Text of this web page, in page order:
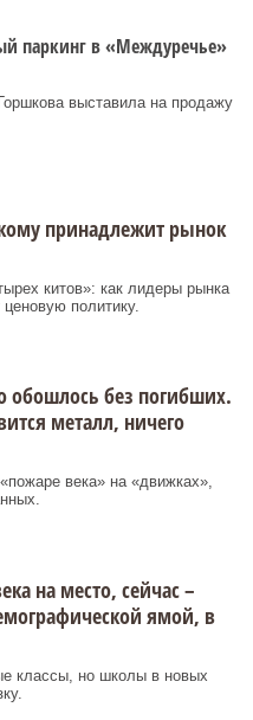
паркинг в «Междуречье»
выставила на продажу
принадлежит рынок
китов»: как лидеры рынка
политику.
обошлось без погибших.
металл, ничего
века» на «движках»,
на место, сейчас –
ямой, в
классы, но школы в новых